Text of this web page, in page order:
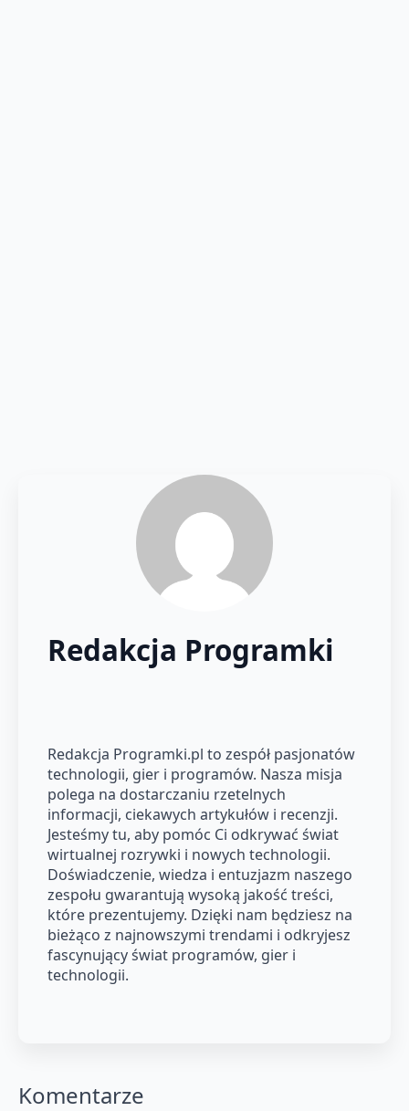
Redakcja Programki
Redakcja Programki.pl to zespół pasjonatów
technologii, gier i programów. Nasza misja
polega na dostarczaniu rzetelnych
informacji, ciekawych artykułów i recenzji.
Jesteśmy tu, aby pomóc Ci odkrywać świat
wirtualnej rozrywki i nowych technologii.
Doświadczenie, wiedza i entuzjazm naszego
zespołu gwarantują wysoką jakość treści,
które prezentujemy. Dzięki nam będziesz na
bieżąco z najnowszymi trendami i odkryjesz
fascynujący świat programów, gier i
technologii.
Komentarze